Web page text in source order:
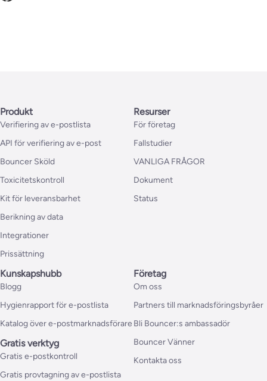
Produkt
Verifiering av e-postlista
API för verifiering av e-post
Bouncer Sköld
Toxicitetskontroll
Kit för leveransbarhet
Berikning av data
Integrationer
Prissättning
Resurser
För företag
Fallstudier
VANLIGA FRÅGOR
Dokument
Status
Kunskapshubb
Blogg
Hygienrapport för e-postlista
Katalog över e-postmarknadsförare
Gratis verktyg
Gratis e-postkontroll
Gratis provtagning av e-postlista
Företag
Om oss
Partners till marknadsföringsbyråer
Bli Bouncer:s ambassadör
Bouncer Vänner
Kontakta oss